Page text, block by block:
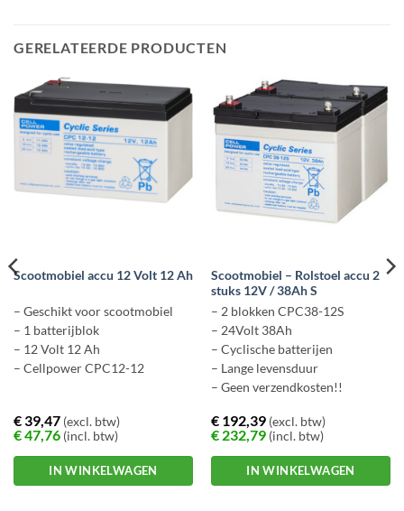
GERELATEERDE PRODUCTEN
Scootmobiel accu 12 Volt 12 Ah
– Geschikt voor scootmobiel
– 1 batterijblok
– 12 Volt 12 Ah
– Cellpower CPC12-12
€39,47(excl. btw)
€47,76(incl. btw)
IN WINKELWAGEN
Scootmobiel – Rolstoel accu 2
stuks 12V / 38Ah S
– 2 blokken CPC38-12S
– 24Volt 38Ah
– Cyclische batterijen
– Lange levensduur
– Geen verzendkosten!!
€192,39(excl. btw)
€232,79(incl. btw)
IN WINKELWAGEN